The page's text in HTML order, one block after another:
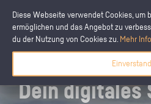
Diese Webseite verwendet Cookies, um
ermöglichen und das Angebot zu
du der Nutzung von Cookies zu. Mehr
Dein digitales